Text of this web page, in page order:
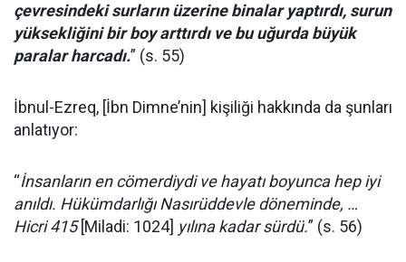
çevresindeki surların üzerine binalar yaptırdı, surun
yüksekliğini bir boy arttırdı ve bu uğurda büyük
paralar harcadı.” (s. 55)
İbnul-Ezreq, [İbn Dimne’nin] kişiliği hakkında da şunları
anlatıyor:
“İnsanların en cömerdiydi ve hayatı boyunca hep iyi
anıldı. Hükümdarlığı Nasırüddevle döneminde, …
Hicri 415[Miladi: 1024] yılına kadar sürdü.” (s. 56)